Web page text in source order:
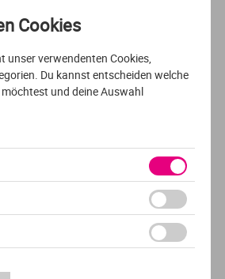
für Innovation und
STUDIUM /FERNSTUDIUM
AUSFÜHRLICHES PROFIL
Sport- und
Cookies
unser verwendenten Cookies,
Du kannst entscheiden welche
und deine Auswahl